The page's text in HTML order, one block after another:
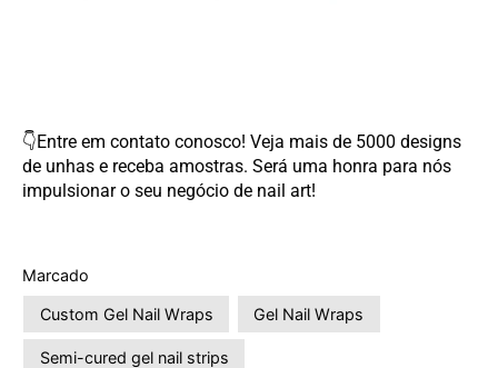
👇Entre em contato conosco! Veja mais de 5000 designs
de unhas e receba amostras. Será uma honra para nós
impulsionar o seu negócio de nail art!
Marcado
Custom Gel Nail Wraps Gel Nail Wraps
Semi-cured gel nail strips